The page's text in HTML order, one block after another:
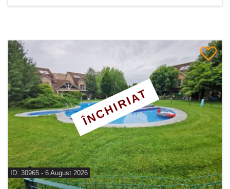
ID: 30965 - 6 August 2026
ÎNCHIRIAT